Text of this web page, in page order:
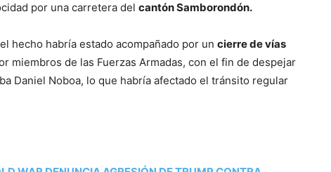
por una carretera del cantón Samborondón.
hecho habría estado acompañado por un cierre de vías
miembros de las Fuerzas Armadas, con el fin de despejar
Daniel Noboa, lo que habría afectado el tránsito regular